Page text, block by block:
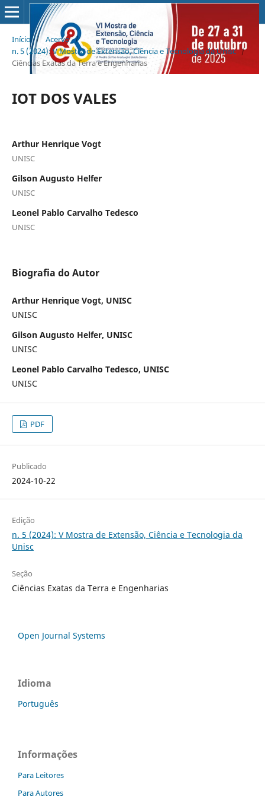
Início / Acervo /
n. 5 (2024): V Mostra de Extensão, Ciência e Tecnologia da Unisc /
Ciências Exatas da Terra e Engenharias
IOT DOS VALES
Arthur Henrique Vogt
UNISC
Gilson Augusto Helfer
UNISC
Leonel Pablo Carvalho Tedesco
UNISC
Biografia do Autor
Arthur Henrique Vogt, UNISC
UNISC
Gilson Augusto Helfer, UNISC
UNISC
Leonel Pablo Carvalho Tedesco, UNISC
UNISC
PDF
Publicado
2024-10-22
Edição
n. 5 (2024): V Mostra de Extensão, Ciência e Tecnologia da
Unisc
Seção
Ciências Exatas da Terra e Engenharias
Open Journal Systems
Idioma
Português
Informações
Para Leitores
Para Autores